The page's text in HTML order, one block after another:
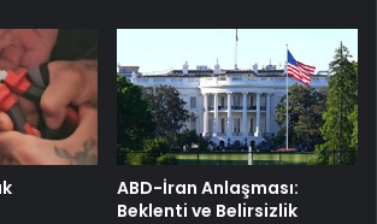
ABD-İran Anlaşması:
Beklenti ve Belirsizlik